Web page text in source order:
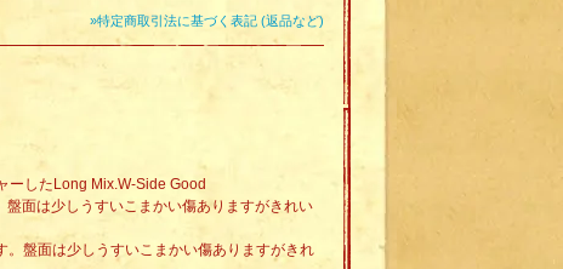
»特定商取引法に基づく表記 (返品など)
ーしたLong Mix.W-Side Good
面は少しうすいこまかい傷ありますがきれい
盤面は少しうすいこまかい傷ありますがきれ